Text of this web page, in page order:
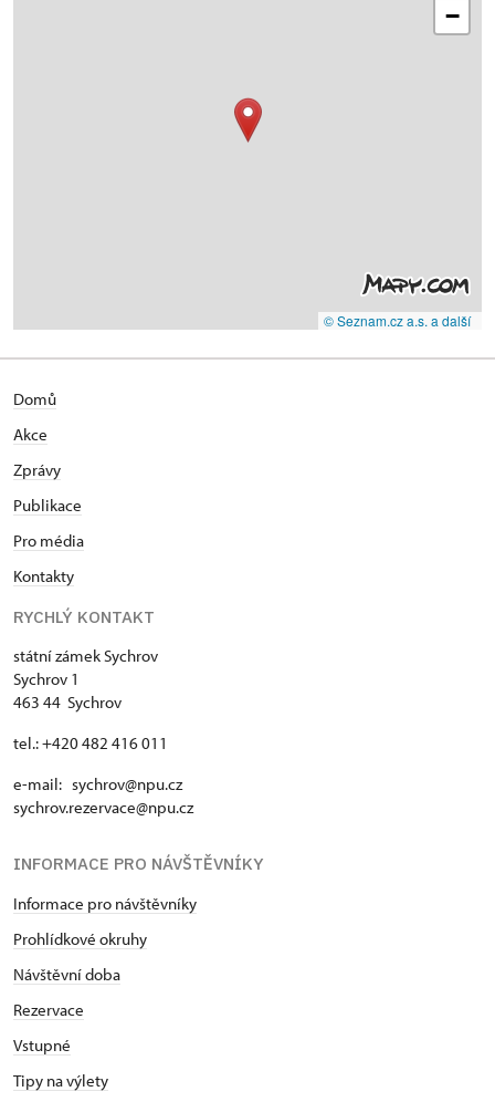
−
© Seznam.cz a.s. a další
Domů
Akce
Zprávy
Publikace
Pro média
Kontakty
RYCHLÝ KONTAKT
státní zámek Sychrov
Sychrov 1
463 44 Sychrov
tel.: +420 482 416 011
e-mail: sychrov@npu.cz
sychrov.rezervace@npu.cz
INFORMACE PRO NÁVŠTĚVNÍKY
Informace pro návštěvníky
Prohlídkové okruhy
Návštěvní doba
Rezervace
Vstupné
Tipy na výlety